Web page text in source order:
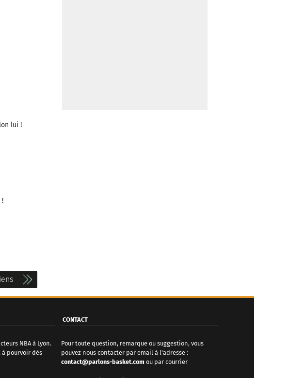
lui !
!
NBA à Lyon.
à pourvoir dès
CONTACT
Pour toute question, remarque ou suggestion, vous
pouvez nous contacter par email à l'adresse :
contact@parlons-basket.com ou par courrier